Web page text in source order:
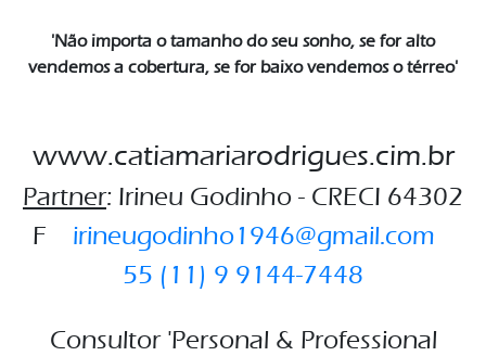
'Não importa o tamanho do seu sonho, se for alto
vendemos a cobertura, se for baixo vendemos o térreo'
www.catiamariarodrigues.cim.br
Partner: Irineu Godinho - CRECI 64302
F irineugodinho1946@gmail.com
55 (11) 9 9144-7448
Consultor 'Personal & Professional